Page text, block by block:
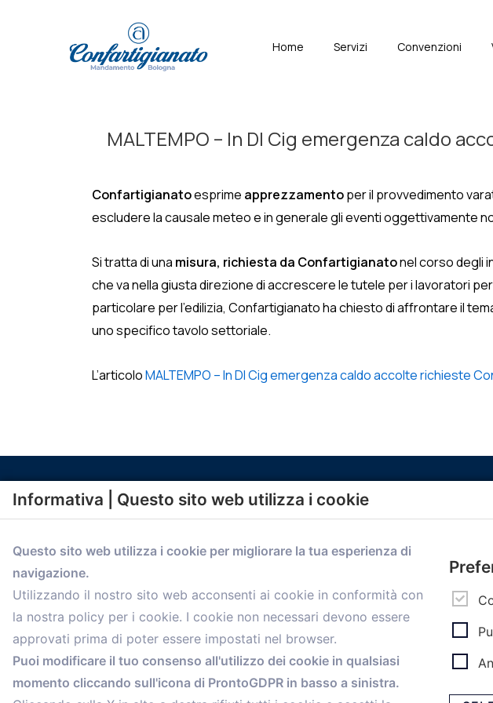
Menù
Home Servizi Convenzioni
MALTEMPO – In Dl Cig emergenza caldo
Confartigianatoesprime apprezzamentoper il provvedimento
escludere la causale meteo e in generale gli eventi oggettivamente
Si tratta di una misura, richiesta da Confartigianatonel corso degli
che va nella giusta direzione di accrescere le tutele per i lavoratori
particolare per l’edilizia, Confartigianato ha chiesto di affrontare il
uno specifico tavolo settoriale.
L’articoloMALTEMPO – In Dl Cig emergenza caldo accolte richieste
comunicazione@confartigianato.bo.it
Informativa | Questo sito web utilizza i cookie
Questo sito web utilizza i cookie per migliorare la tua esperienza di
navigazione.
Utilizzando il nostro sito web acconsenti ai cookie in conformità con
la nostra policy per i cookie. I cookie non necessari devono essere
approvati prima di poter essere impostati nel browser.
Puoi modificare il tuo consenso all'utilizzo dei cookie in qualsiasi
momento cliccando sull'icona di ProntoGDPR in basso a sinistra.